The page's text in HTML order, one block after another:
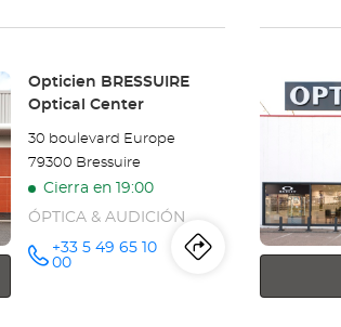
MEDOC
Center
Tienda:
Opticien BRESSUIRE
Optical Center
30 boulevard Europe
79300 Bressuire
Cierra en 19:00
ÓPTICA & AUDICIÓN
número
+33 5 49 65 10
00
Itinerario
a
ENTER
para